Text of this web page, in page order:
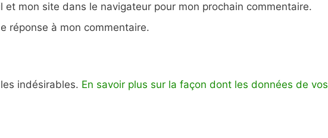
et mon site dans le navigateur pour mon prochain commentaire.
réponse à mon commentaire.
indésirables. En savoir plus sur la façon dont les données de vos